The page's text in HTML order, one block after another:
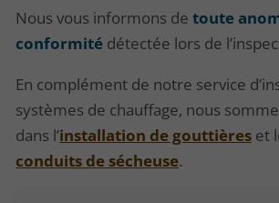
Nous vous informons de toute
conformité détectée lors de
En complément de notre service
systèmes de chauffage, nous
dans l’installation de gouttières et
conduits de sécheuse.